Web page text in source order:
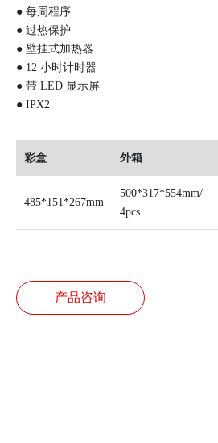
● 每周程序
● 过热保护
● 壁挂式加热器
● 12 小时计时器
● 带 LED 显示屏
● IPX2
彩盒 外箱
485*151*267mm
500*317*554mm/
4pcs
产品咨询